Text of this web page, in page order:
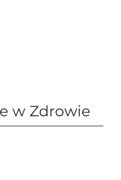
w Zdrowie